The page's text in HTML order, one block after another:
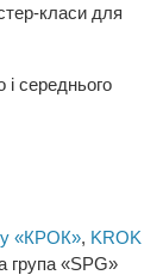
класи для
і середнього
«КРОК», KROK
група «SPG»